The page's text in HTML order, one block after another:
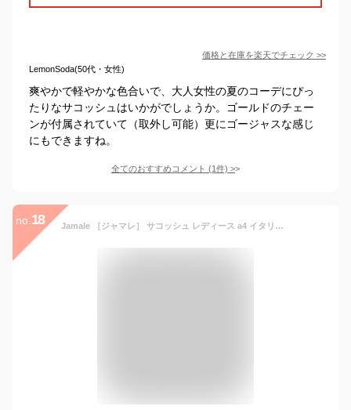
価格と在庫を楽天でチェック >>
LemonSoda(50代・女性)
爽やかで軽やかな色合いで、大人女性の夏のコーデにぴっ
たりなサコッシュはいかがでしょうか。ゴールドのチェー
ンが付属されていて（取外し可能）更にゴージャスな感じ
にもできますね。
全てのおすすめコメント (1件) >
no. 18 Jamale ［ジャマレ］ サコッシュ レディース a4 イタリアンレザー 本革 レザー 日本製 大人 軽い ユニセックス ショルダー 斜め掛け 肩掛け ボディバッグ 母 女性 ギフト ギフト (07000330r)